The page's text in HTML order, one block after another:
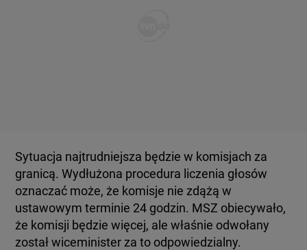
Sytuacja najtrudniejsza będzie w komisjach za
granicą. Wydłużona procedura liczenia głosów
oznaczać może, że komisje nie zdążą w
ustawowym terminie 24 godzin. MSZ obiecywało,
że komisji będzie więcej, ale właśnie odwołany
został wiceminister za to odpowiedzialny.